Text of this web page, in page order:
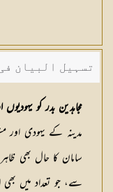
تسہیل البیان
شکیلہ بنت میاں
مجاہدین بدر کو
مدینہ کے یہودی اور
سامان کا حال بھی
سے، جو تعداد میں